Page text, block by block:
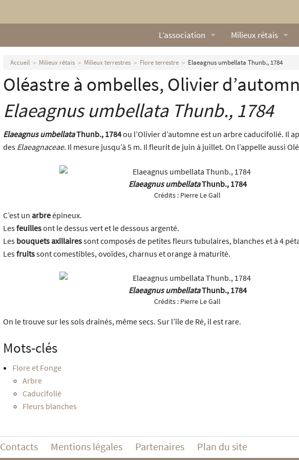
L’association
Qui sommes nous ?
Nos missions
Nos statuts
Nos partenaires
Nous contacter
Actualités
Milieux rétais
Lexique
Galerie rétaise
Milieux marins
Accueil Milieux rétais Milieux terrestres Flore terrestre Elaeagnus umbellata Thunb., 1784
Oléastre à ombelles, Olivier
Elaeagnus umbellataThunb., 1784
Elaeagnus umbellataThunb., 1784ou l’Olivier d’automne est un arbre caducifolié. Il
des Elaeagnaceae. Il mesure jusqu’à 5 m. Il fleurit de juin à juillet. On l’appelle aussi
Elaeagnus umbellataThunb., 1784
Crédits : Pierre Le Gall
C’est un arbreépineux.
Lesfeuillesont le dessus vert et le dessous argenté.
Les bouquets axillairessont composés de petites fleurs tubulaires, blanches et à 4
Lesfruitssont comestibles, ovoïdes, charnus et orange à maturité.
Elaeagnus umbellataThunb., 1784
Crédits : Pierre Le Gall
On le trouve sur les sols drainés, même secs. Sur l’île de Ré, il est rare.
Mots-clés
Flore et Fonge
Arbre
Caducifolié
Fleurs blanches
Contacts Mentions légales Partenaires Plan du site